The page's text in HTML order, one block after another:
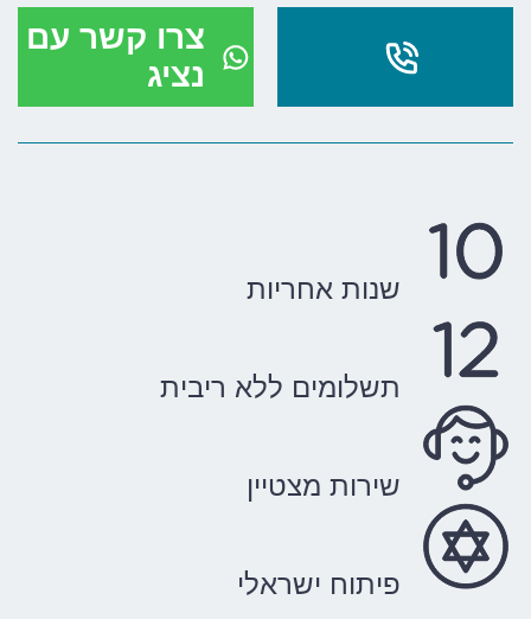
צרו קשר עם
נציג
שנות אחריות
תשלומים ללא ריבית
שירות מצטיין
פיתוח ישראלי